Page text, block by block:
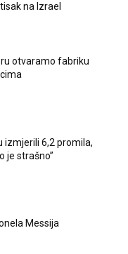
na Izrael
otvaramo fabriku
izmjerili 6,2 promila,
je strašno”
Messija